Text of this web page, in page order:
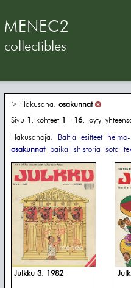
MENEC2
collectibles
> Hakusana: osakunnat
Sivu 1 , kohteet 1 - 16, löytyi
Hakusanoja: Baltia esitteet
osakunnat
paikallishistoria sota
Julkku 3. 1982